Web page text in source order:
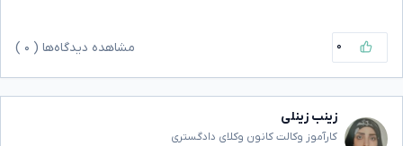
۰ مشاهده دیدگاه‌ها ( ۰
زینب زینلی
کارآموز وکالت کانون وکلای دادگستری